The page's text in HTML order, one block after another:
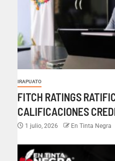
IRAPUATO
FITCH RATINGS
CALIFICACIONES
1 julio, 2026 En Tinta Negra